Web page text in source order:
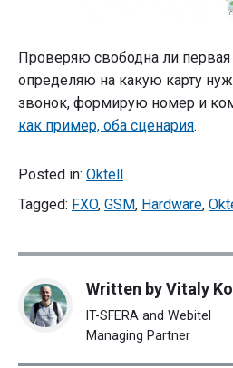
Проверяю свободна ли
определяю на какую карту
звонок, формирую номер и
как пример, оба сценария.
Posted in: Oktell
Tagged: FXO, GSM, Hardware,
Written byVitaly
IT-SFERA and Webitel
Managing Partner